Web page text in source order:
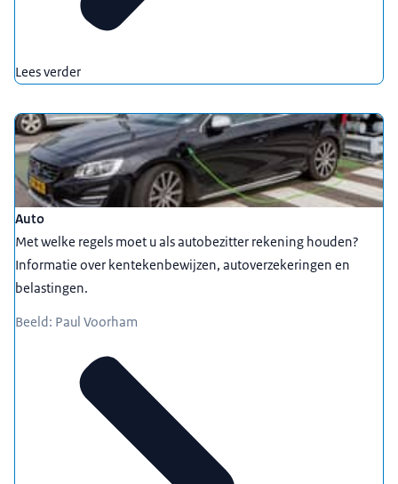
Lees verder
Auto
Met welke regels moet u als autobezitter rekening houden?
Informatie over kentekenbewijzen, autoverzekeringen en
belastingen.
Beeld: Paul Voorham